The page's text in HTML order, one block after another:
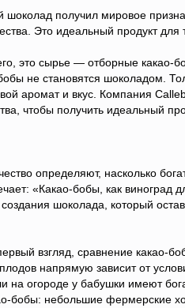
шоколад получил мировое
Это идеальный продукт для
это сырье — отборные какао-
не становятся шоколадом.
аромат и вкус. Компания
чтобы получить идеальный
определяют, насколько
«Какао-бобы, как виноград
шоколада, который
взгляд, сравнение какао-
напрямую зависит от
огороде у бабушки имеют
бобы: небольшие фермерские